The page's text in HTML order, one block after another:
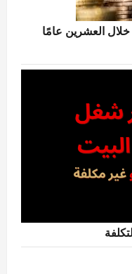
العشرين عامًا